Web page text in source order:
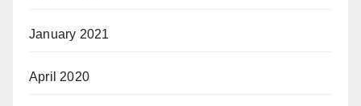
January 2021
April 2020